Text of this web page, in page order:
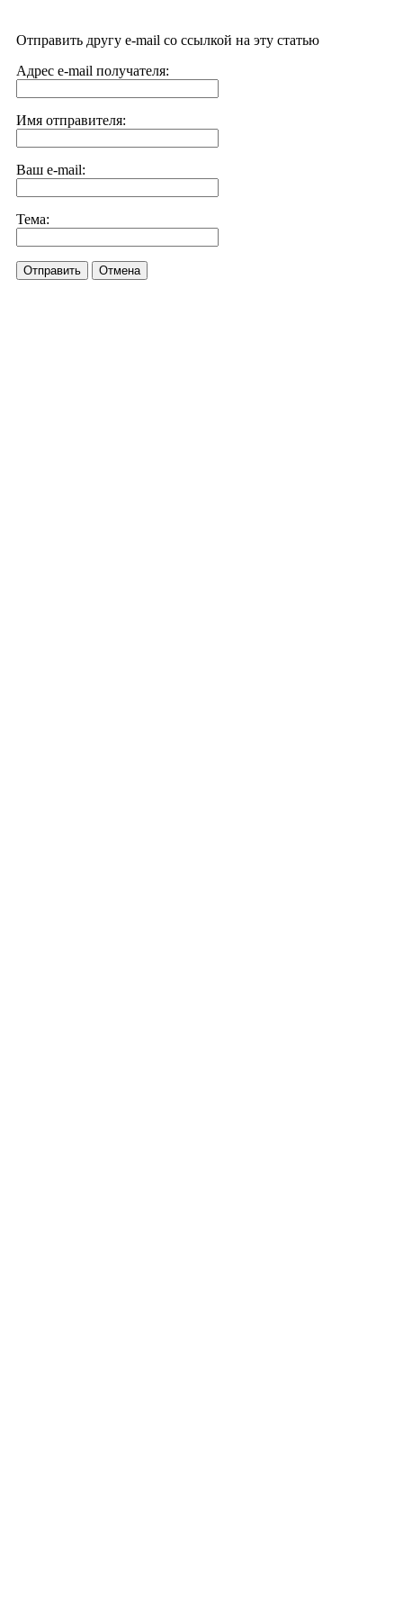
Отправить другу e-mail со ссылкой на эту статью
Адрес e-mail получателя:
Имя отправителя:
Ваш e-mail:
Тема:
Отправить Отмена